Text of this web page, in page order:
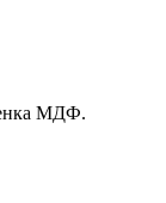
МДФ.